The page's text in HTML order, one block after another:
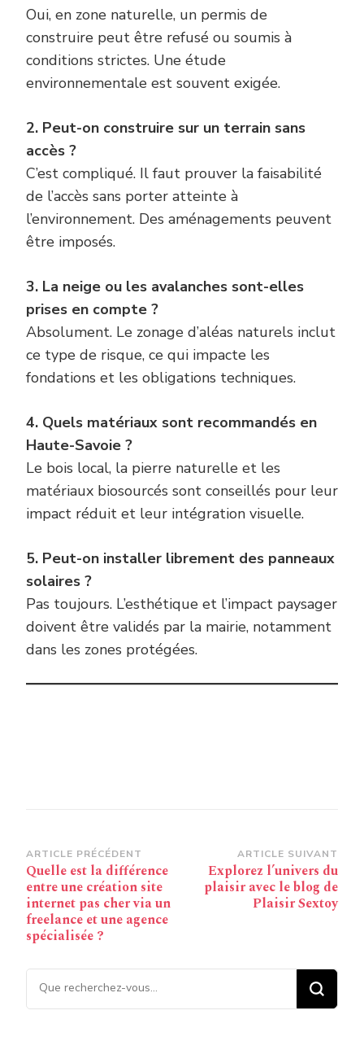
Oui, en zone naturelle, un permis de
construire peut être refusé ou soumis à
conditions strictes. Une étude
environnementale est souvent exigée.
2. Peut-on construire sur un terrain sans
accès ?
C’est compliqué. Il faut prouver la faisabilité
de l’accès sans porter atteinte à
l’environnement. Des aménagements peuvent
être imposés.
3. La neige ou les avalanches sont-elles
prises en compte ?
Absolument. Le zonage d’aléas naturels inclut
ce type de risque, ce qui impacte les
fondations et les obligations techniques.
4. Quels matériaux sont recommandés en
Haute-Savoie ?
Le bois local, la pierre naturelle et les
matériaux biosourcés sont conseillés pour leur
impact réduit et leur intégration visuelle.
5. Peut-on installer librement des panneaux
solaires ?
Pas toujours. L’esthétique et l’impact paysager
doivent être validés par la mairie, notamment
dans les zones protégées.
Navigation
d’article
ARTICLE PRÉCÉDENT
Quelle est la différence
entre une création site
internet pas cher via un
freelance et une agence
spécialisée ?
ARTICLE SUIVANT
Explorez l’univers du
plaisir avec le blog de
Plaisir Sextoy
Vous recherchiez quelque
chose ?